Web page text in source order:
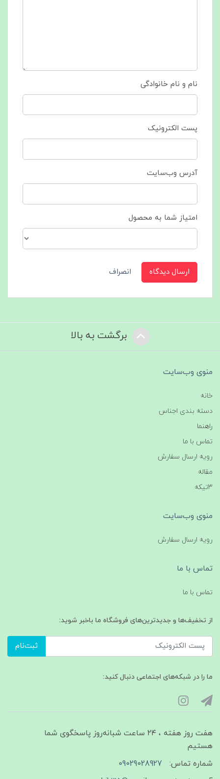
نام و نام خانوادگی
پست الکترونیک
آدرس وب‌سایت
امتیاز شما به محصول
ارسال دیدگاه انصراف
برگشت به بالا
منوی وب‌سایت
خانه
دسته بندی اجناس
راهنما
تماس با ما
رویه ارسال سفارش
مقاله
3تیکه
منوی وب‌سایت
رویه ارسال سفارش
تماس با ما
تماس با ما
از تخفیف‌ها و جدیدترین‌های فروشگاه ما باخبر شوید:
ثبت‌نام
ما را در شبکه‌های اجتماعی دنبال کنید:
هفت روز هفته ، ۲۴ ساعت شبانه‌روز پاسخگوی شما
هستیم
شماره تماس:
09029028927